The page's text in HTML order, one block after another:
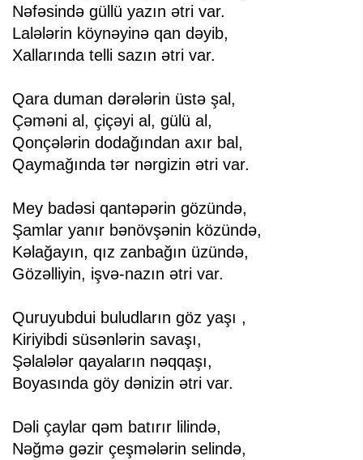
Nəfəsində güllü yazın ətri var.
Lalələrin köynəyinə qan dəyib,
Xallarında telli sazın ətri var.
Qara duman dərələrin üstə şal,
Çəməni al, çiçəyi al, gülü al,
Qonçələrin dodağından axır bal,
Qaymağında tər nərgizin ətri var.
Mey badəsi qantəpərin gözündə,
Şamlar yanır bənövşənin közündə,
Kəlağayın, qız zanbağın üzündə,
Gözəlliyin, işvə-nazın ətri var.
Quruyubdui buludların göz yaşı ,
Kiriyibdi süsənlərin savaşı,
Şəlalələr qayaların nəqqaşı,
Boyasında göy dənizin ətri var.
Dəli çaylar qəm batırır lilində,
Nəğmə gəzir çeşmələrin selində,